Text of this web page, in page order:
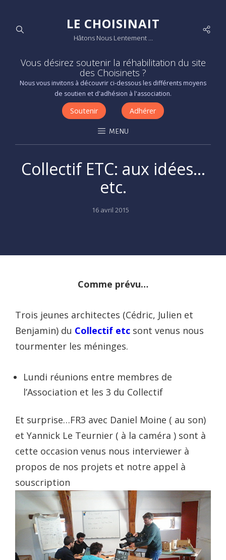
LE CHOISINAIT
Hâtons Nous Lentement …
Vous désirez soutenir la réhabilitation du site
des Choisinets ?
Nous vous invitons à découvrir ci-dessous les différents moyens
de soutien et d'adhésion à l'association.
Soutenir Adhérer
MENU
Collectif ETC: aux idées…
etc.
Posted
16 avril 2015
Comme prévu…
Trois jeunes architectes (Cédric, Julien et
Benjamin) du Collectif etc sont venus nous
tourmenter les méninges.
Lundi réunions entre membres de
l’Association et les 3 du Collectif
Et surprise…FR3 avec Daniel Moine ( au son)
et Yannick Le Teurnier ( à la caméra ) sont à
cette occasion venus nous interviewer à
propos de nos projets et notre appel à
souscription